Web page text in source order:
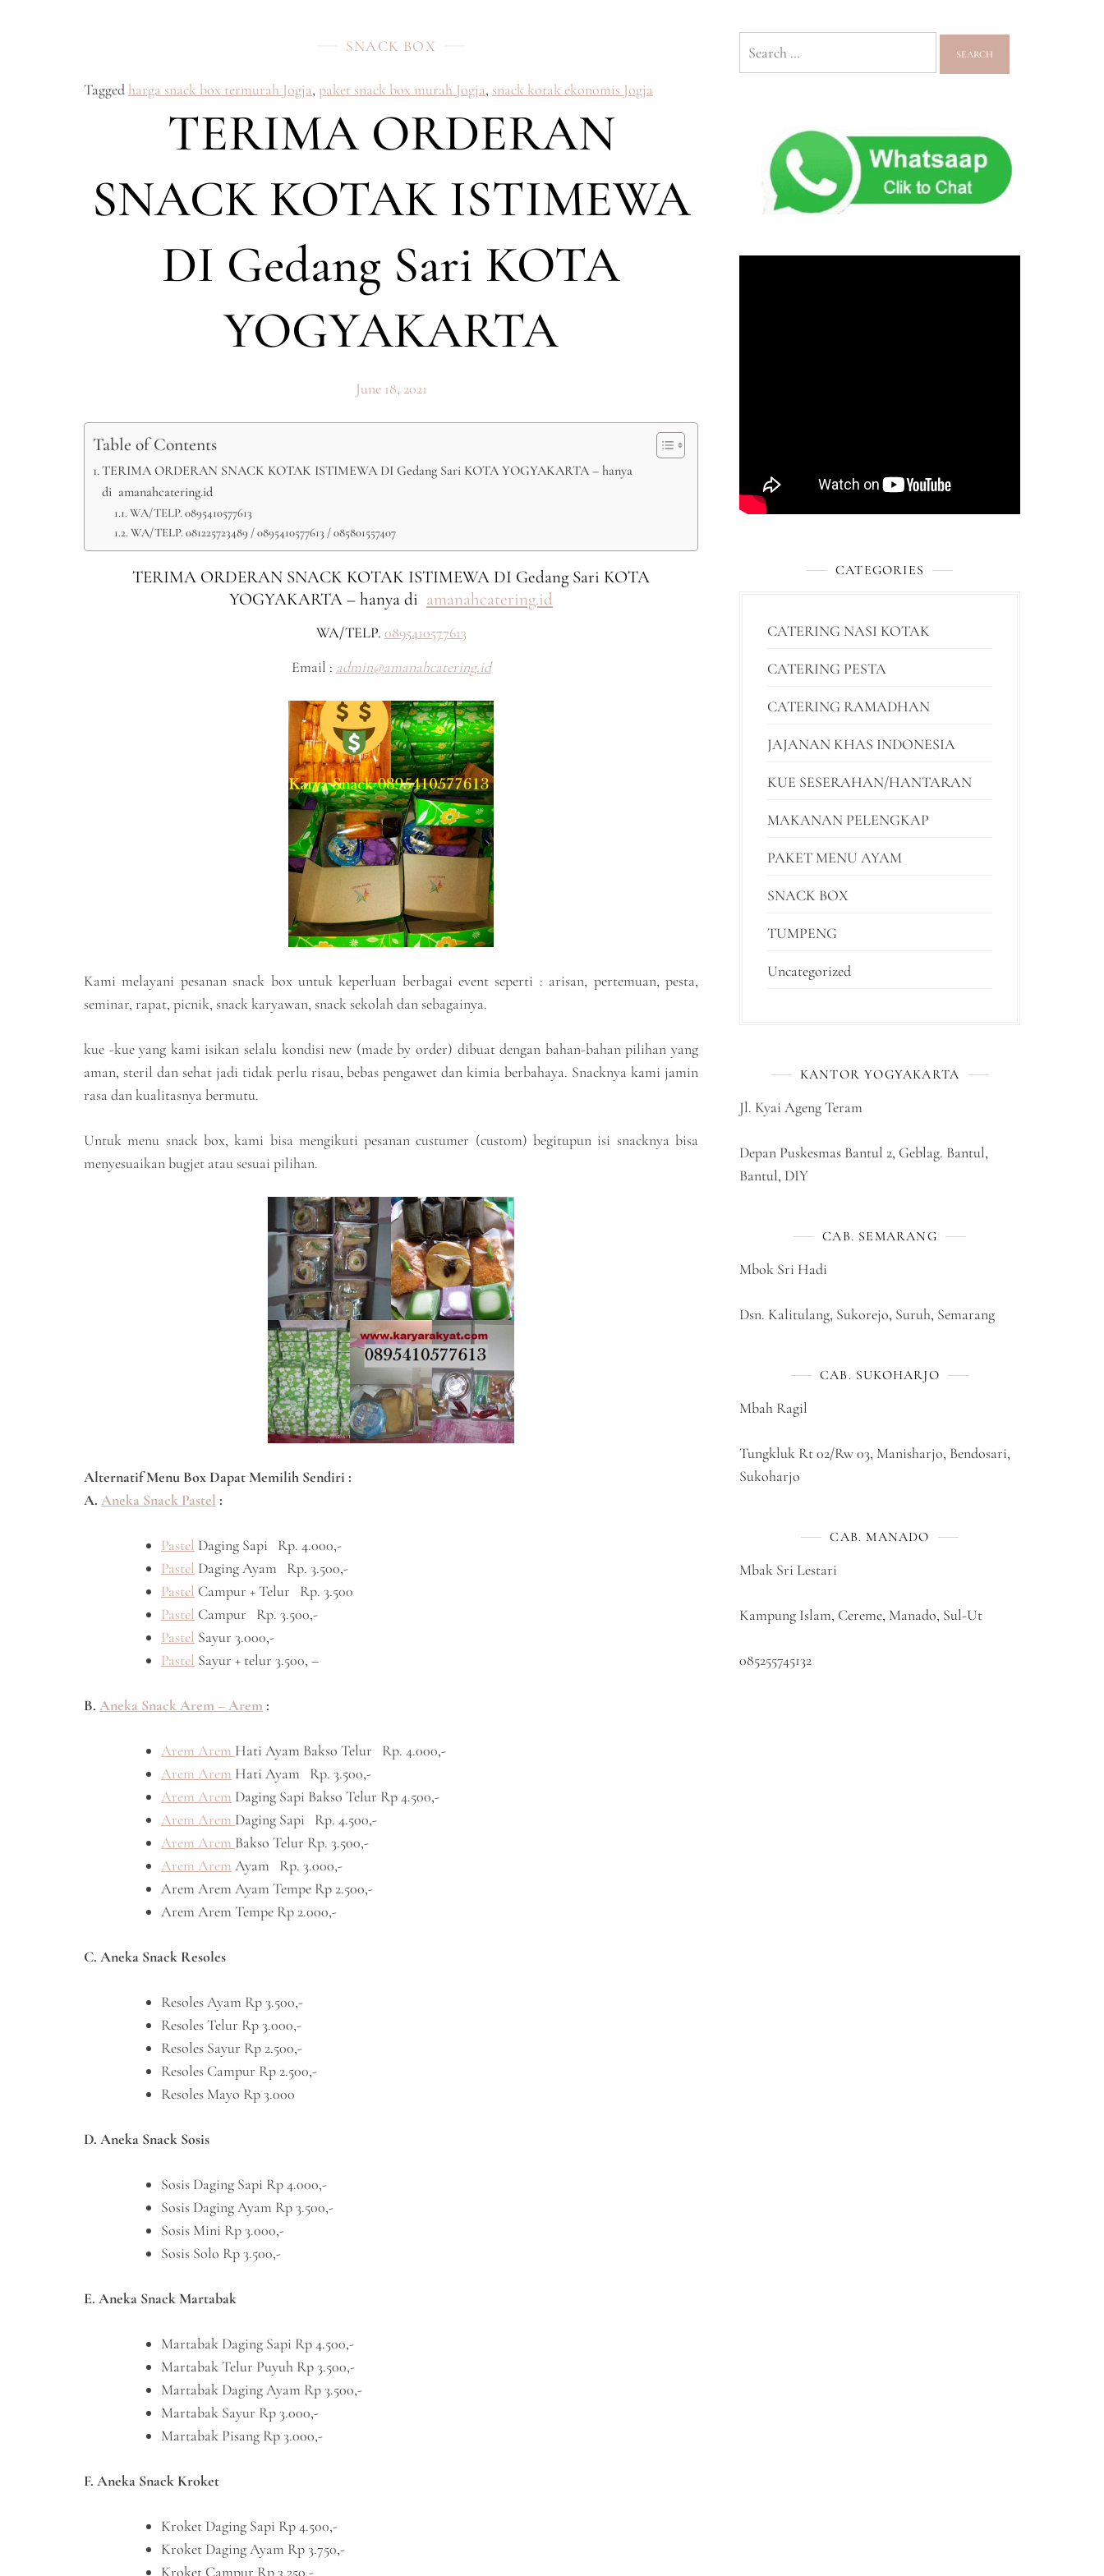
SNACK BOX
Tagged harga snack box termurah Jogja, paket snack box murah Jogja, snack kotak ekonomis Jogja
TERIMA ORDERAN
SNACK KOTAK ISTIMEWA
DI Gedang Sari KOTA
YOGYAKARTA
June 18, 2021
Table of Contents
TERIMA ORDERAN SNACK KOTAK ISTIMEWA DI Gedang Sari KOTA YOGYAKARTA – hanya
di amanahcatering.id
WA/TELP. 0895410577613
WA/TELP. 081225723489 / 0895410577613 / 085801557407
TERIMA ORDERAN SNACK KOTAK ISTIMEWA DI Gedang Sari KOTA
YOGYAKARTA – hanya di amanahcatering.id
WA/TELP. 0895410577613
Email : admin@amanahcatering.id
Kami melayani pesanan snack box untuk keperluan berbagai event seperti : arisan, pertemuan, pesta,
seminar, rapat, picnik, snack karyawan, snack sekolah dan sebagainya.
kue -kue yang kami isikan selalu kondisi new (made by order) dibuat dengan bahan-bahan pilihan yang
aman, steril dan sehat jadi tidak perlu risau, bebas pengawet dan kimia berbahaya. Snacknya kami jamin
rasa dan kualitasnya bermutu.
Untuk menu snack box, kami bisa mengikuti pesanan custumer (custom) begitupun isi snacknya bisa
menyesuaikan bugjet atau sesuai pilihan.
Alternatif Menu Box Dapat Memilih Sendiri :
A. Aneka Snack Pastel :
Pastel Daging Sapi Rp. 4.000,-
Pastel Daging Ayam Rp. 3.500,-
Pastel Campur + Telur Rp. 3.500
Pastel Campur Rp. 3.500,-
Pastel Sayur 3.000,-
Pastel Sayur + telur 3.500, –
B. Aneka Snack Arem – Arem :
Arem Arem Hati Ayam Bakso Telur Rp. 4.000,-
Arem Arem Hati Ayam Rp. 3.500,-
Arem Arem Daging Sapi Bakso Telur Rp 4.500,-
Arem Arem Daging Sapi Rp. 4.500,-
Arem Arem Bakso Telur Rp. 3.500,-
Arem Arem Ayam Rp. 3.000,-
Arem Arem Ayam Tempe Rp 2.500,-
Arem Arem Tempe Rp 2.000,-
C. Aneka Snack Resoles
Resoles Ayam Rp 3.500,-
Resoles Telur Rp 3.000,-
Resoles Sayur Rp 2.500,-
Resoles Campur Rp 2.500,-
Resoles Mayo Rp 3.000
D. Aneka Snack Sosis
Sosis Daging Sapi Rp 4.000,-
Sosis Daging Ayam Rp 3.500,-
Sosis Mini Rp 3.000,-
Sosis Solo Rp 3.500,-
E. Aneka Snack Martabak
Martabak Daging Sapi Rp 4.500,-
Martabak Telur Puyuh Rp 3.500,-
Martabak Daging Ayam Rp 3.500,-
Martabak Sayur Rp 3.000,-
Martabak Pisang Rp 3.000,-
F. Aneka Snack Kroket
Kroket Daging Sapi Rp 4.500,-
Kroket Daging Ayam Rp 3.750,-
Kroket Campur Rp 3.250,-
CATEGORIES
CATERING NASI KOTAK
CATERING PESTA
CATERING RAMADHAN
JAJANAN KHAS INDONESIA
KUE SESERAHAN/HANTARAN
MAKANAN PELENGKAP
PAKET MENU AYAM
SNACK BOX
TUMPENG
Uncategorized
KANTOR YOGYAKARTA
Jl. Kyai Ageng Teram
Depan Puskesmas Bantul 2, Geblag. Bantul,
Bantul, DIY
CAB. SEMARANG
Mbok Sri Hadi
Dsn. Kalitulang, Sukorejo, Suruh, Semarang
CAB. SUKOHARJO
Mbah Ragil
Tungkluk Rt 02/Rw 03, Manisharjo, Bendosari,
Sukoharjo
CAB. MANADO
Mbak Sri Lestari
Kampung Islam, Cereme, Manado, Sul-Ut
085255745132